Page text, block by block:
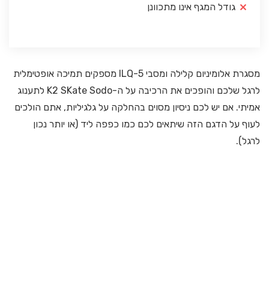
גודל המגף אינו מתכוונן
מסגרת אלומיניום קלילה ומסבי ILQ-5 מספקים תמיכה אופטימלית
לרגל שלכם והופכים את הרכיבה על ה-K2 SKate Sodo לתענוג
אמיתי. אם יש לכם ניסיון מסוים בהחלקה על גלגיליות, אתם הולכים
לעוף על הדגם הזה שיתאים לכם כמו כפפה ליד (או יותר נכון
לרגל).